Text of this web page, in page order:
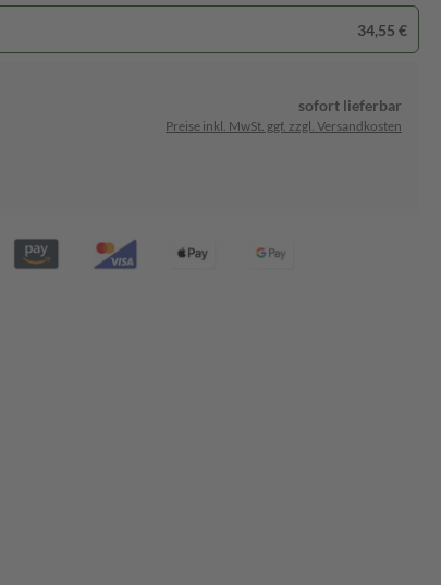
34,55 €
sofort lieferbar
Preise inkl. MwSt. ggf. zzgl. Versandkosten